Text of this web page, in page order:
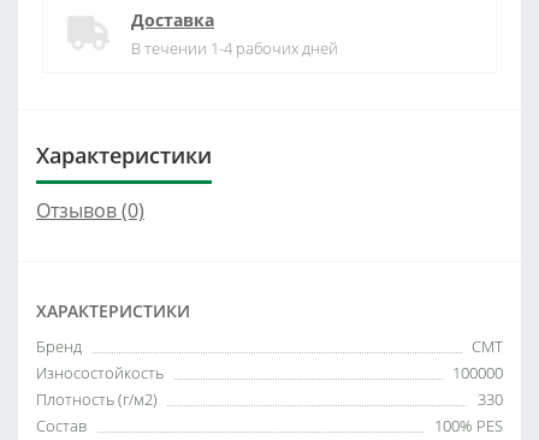
Доставка
В течении 1-4 рабочих дней
Характеристики
Отзывов (0)
ХАРАКТЕРИСТИКИ
Бренд
СМТ
Износостойкость
100000
Плотность (г/м2)
330
Состав
100% PES